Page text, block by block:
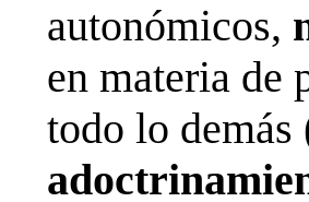
autonómicos,
en materia de
todo lo demás